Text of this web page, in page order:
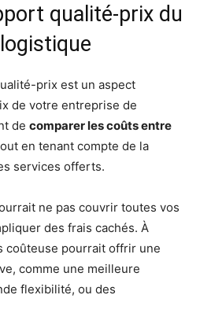
qualité-prix du
prix est un aspect
de votre entreprise de
de comparer les coûts entre
en tenant compte de la
services offerts.
ne pas couvrir toutes vos
des frais cachés. À
coûteuse pourrait offrir une
comme une meilleure
flexibilité, ou des